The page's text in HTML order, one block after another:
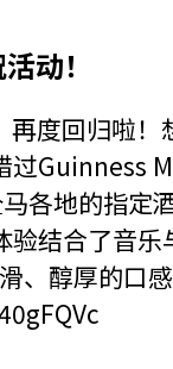
动！
度回归啦！
Guinness
地的指定
结合了音
、醇厚的口